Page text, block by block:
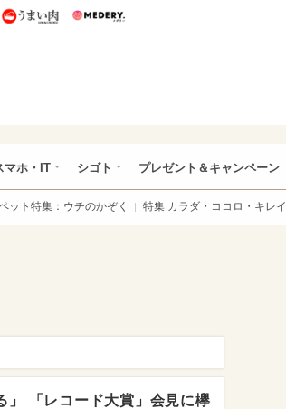
うまいパン うまい肉
マホ・IT シゴト プレゼント＆キャンペーン
ット特集：ウチのかぞく 特集 カラダ・ココロ・キレイ
」 「レコード大賞」会見に欅